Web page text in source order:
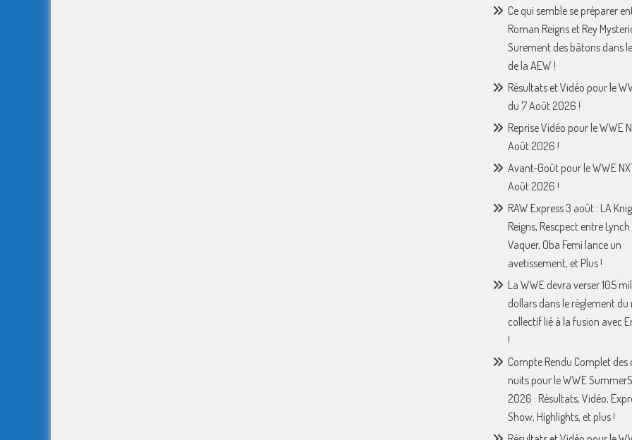
Ce qui semble se préparer
Roman Reigns et Rey
Surement des bâtons dans
de la AEW !
Résultats et Vidéo pour le
du 7 Août 2026 !
Reprise Vidéo pour le WWE
Août 2026 !
Avant-Goût pour le WWE
Août 2026 !
RAW Express 3 août : LA
Reigns, Rescpect entre
Vaquer, Oba Femi lance un
avetissement, et Plus !
La WWE devra verser 105
dollars dans le règlement du
collectif lié à la fusion avec
!
Compte Rendu Complet des
nuits pour le WWE
2026 : Résultats, Vidéo,
Show, Highlights, et plus !